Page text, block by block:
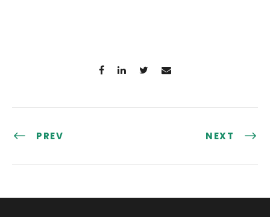
PREV NEXT